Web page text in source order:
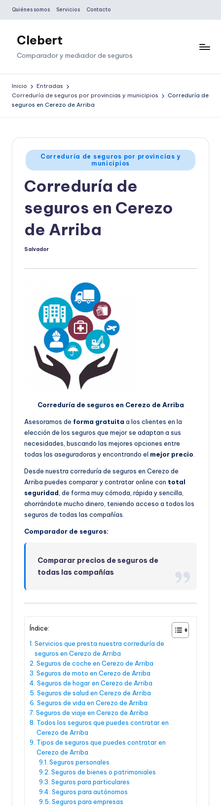
Saltar
contenido
Quiénes somos Servicios Contacto
Clebert
Comparador y mediador de seguros
Inicio
Entradas
Correduría de seguros por provincias y municipios
Correduría de
seguros en Cerezo de Arriba
Publicado
en
Correduría de seguros por provincias y
municipios
Correduría de
seguros en Cerezo
de Arriba
Publicado
Salvador
Correduría de seguros en Cerezo de Arriba
Asesoramos de forma gratuita a los clientes en la
elección de los seguros que mejor se adaptan a sus
necesidades, buscando las mejores opciones entre
todas las aseguradoras y encontrando el mejor precio.
Desde nuestra correduría de seguros en Cerezo de
Arriba puedes comparar y contratar online con total
seguridad, de forma muy cómoda, rápida y sencilla,
ahorrándote mucho dinero, teniendo acceso a todos los
seguros de todas las compañías.
Comparador de seguros:
Comparar precios de seguros de
todas las compañías
Índice:
Servicios que presta nuestra correduría de
seguros en Cerezo de Arriba
Seguros de coche en Cerezo de Arriba
Seguros de moto en Cerezo de Arriba
Seguros de hogar en Cerezo de Arriba
Seguros de salud en Cerezo de Arriba
Seguros de vida en Cerezo de Arriba
Seguros de viaje en Cerezo de Arriba
Todos los seguros que puedes contratar en
Cerezo de Arriba
Tipos de seguros que puedes contratar en
Cerezo de Arriba
Seguros personales
Seguros de bienes o patrimoniales
Seguros para particulares
Seguros para autónomos
Seguros para empresas